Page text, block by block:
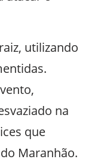
utilizando
na
que
Maranhão.